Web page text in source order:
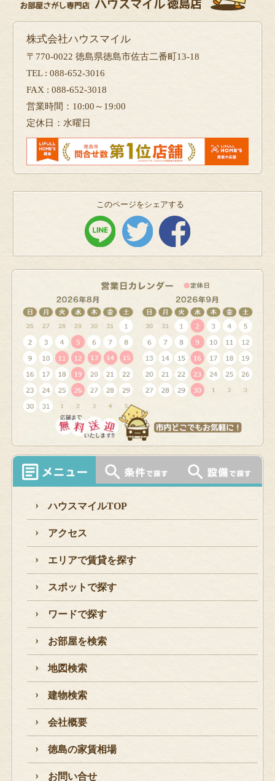
株式会社ハウスマイル
〒770-0022 徳島県徳島市佐古二番町13-18
TEL : 088-652-3016
FAX : 088-652-3018
営業時間：10:00～19:00
定休日：水曜日
このページをシェアする
ハウスマイルTOP
アクセス
エリアで賃貸を探す
スポットで探す
ワードで探す
お部屋を検索
地図検索
建物検索
会社概要
徳島の家賃相場
お問い合せ